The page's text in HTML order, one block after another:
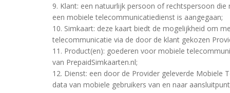
9. Klant: een natuurlijk persoon of rechtspersoon
een mobiele telecommunicatiedienst is aangegaan;
10. Simkaart: deze kaart biedt de mogelijkheid om
telecommunicatie via de door de klant gekozen
11. Product(en): goederen voor mobiele
van PrepaidSimkaarten.nl;
12. Dienst: een door de Provider geleverde
data van mobiele gebruikers van en naar